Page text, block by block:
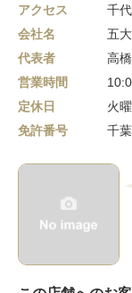
アクセス
千
会社名
五
代表者
高
営業時間
定休日
火
免許番号
千